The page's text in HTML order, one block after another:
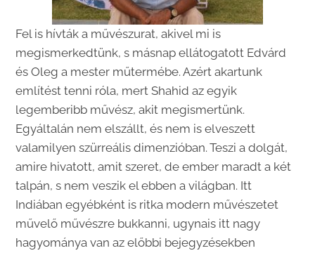
Fel is hívták a művészurat, akivel mi is
megismerkedtünk, s másnap ellátogatott Edvárd
és Oleg a mester műtermébe. Azért akartunk
említést tenni róla, mert Shahid az egyik
legemberibb művész, akit megismertünk.
Egyáltalán nem elszállt, és nem is elveszett
valamilyen szürreális dimenzióban. Teszi a dolgát,
amire hivatott, amit szeret, de ember maradt a két
talpán, s nem veszik el ebben a világban. Itt
Indiában egyébként is ritka modern művészetet
művelő művészre bukkanni, ugynais itt nagy
hagyománya van az előbbi bejegyzésekben